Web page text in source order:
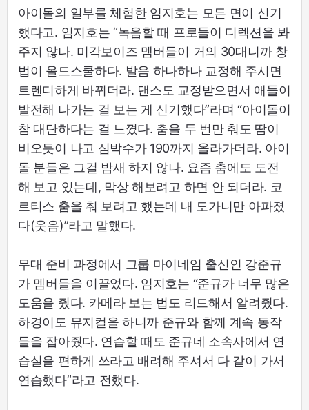
아이돌의 일부를 체험한 임지호는 모든 면이 신기
했다고. 임지호는 “녹음할 때 프로들이 디렉션을 봐
주지 않나. 미각보이즈 멤버들이 거의 30대니까 창
법이 올드스쿨하다. 발음 하나하나 교정해 주시면
트렌디하게 바뀌더라. 댄스도 교정받으면서 애들이
발전해 나가는 걸 보는 게 신기했다”라며 “아이돌이
참 대단하다는 걸 느꼈다. 춤을 두 번만 춰도 땀이
비오듯이 나고 심박수가 190까지 올라가더라. 아이
돌 분들은 그걸 밤새 하지 않나. 요즘 춤에도 도전
해 보고 있는데, 막상 해보려고 하면 안 되더라. 코
르티스 춤을 춰 보려고 했는데 내 도가니만 아파졌
다(웃음)”라고 말했다.
무대 준비 과정에서 그룹 마이네임 출신인 강준규
가 멤버들을 이끌었다. 임지호는 “준규가 너무 많은
도움을 줬다. 카메라 보는 법도 리드해서 알려줬다.
하경이도 뮤지컬을 하니까 준규와 함께 계속 동작
들을 잡아줬다. 연습할 때도 준규네 소속사에서 연
습실을 편하게 쓰라고 배려해 주셔서 다 같이 가서
연습했다”라고 전했다.